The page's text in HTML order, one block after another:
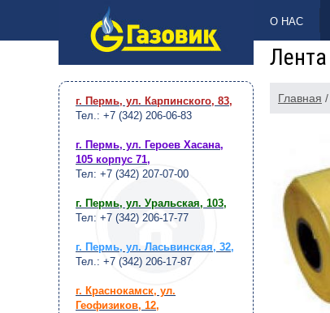
НАВЕРХ
О НАС
Главная /
г. Пермь, ул. Карпинского, 83,
Тел.: +7 (342) 206-06-83
г. Пермь, ул. Героев Хасана,
105 корпус 71,
Тел: +7 (342) 207-07-00
г. Пермь, ул. Уральская, 103,
Тел: +7 (342) 206-17-77
г. Пермь, ул. Ласьвинская, 32,
Тел.: +7 (342) 206-17-87
г. Краснокамск, ул.
Геофизиков, 12,